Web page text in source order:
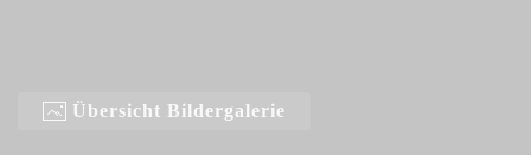
Übersicht Bildergalerie